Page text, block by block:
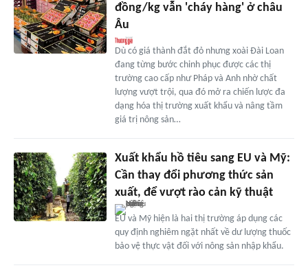
đồng/kg vẫn 'cháy hàng' ở châu
Âu
Dù có giá thành đắt đỏ nhưng xoài Đài Loan
đang từng bước chinh phục được các thị
trường cao cấp như Pháp và Anh nhờ chất
lượng vượt trội, qua đó mở ra chiến lược đa
dạng hóa thị trường xuất khẩu và nâng tầm
giá trị nông sản…
Xuất khẩu hồ tiêu sang EU và Mỹ:
Cần thay đổi phương thức sản
xuất, để vượt rào cản kỹ thuật
EU và Mỹ hiện là hai thị trường áp dụng các
quy định nghiêm ngặt nhất về dư lượng thuốc
bảo vệ thực vật đối với nông sản nhập khẩu.